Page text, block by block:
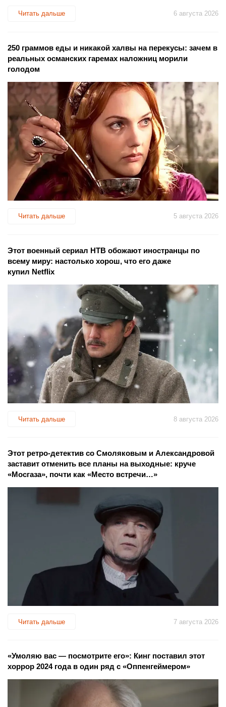
Читать дальше 6 августа 2026
250 граммов еды и никакой халвы на перекусы: зачем в
реальных османских гаремах наложниц морили
голодом
Читать дальше 5 августа 2026
Этот военный сериал НТВ обожают иностранцы по
всему миру: настолько хорош, что его даже
купил Netflix
Читать дальше 8 августа 2026
Этот ретро-детектив со Смоляковым и Александровой
заставит отменить все планы на выходные: круче
«Мосгаза», почти как «Место встречи…»
Читать дальше 7 августа 2026
«Умоляю вас — посмотрите его»: Кинг поставил этот
хоррор 2024 года в один ряд с «Оппенгеймером»